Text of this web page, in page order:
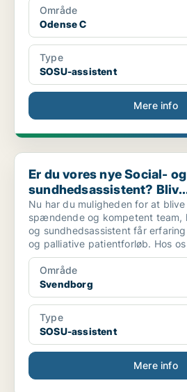
Område
Odense C
Type
SOSU-assistent
Mere info
Er du vores nye Social- og
Er du vores nye Social- og
sundhedsassistent?
Nu har du muligheden for at
spændende og kompetent team,
og sundhedsassistent får
og palliative patientforløb. Hos
Område
Svendborg
Type
SOSU-assistent
Mere info